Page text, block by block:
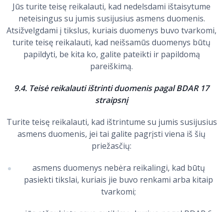
Jūs turite teisę reikalauti, kad nedelsdami ištaisytume
neteisingus su jumis susijusius asmens duomenis.
Atsižvelgdami į tikslus, kuriais duomenys buvo tvarkomi,
turite teisę reikalauti, kad neišsamūs duomenys būtų
papildyti, be kita ko, galite pateikti ir papildomą
pareiškimą.
9.4. Teisė reikalauti ištrinti duomenis pagal BDAR 17
straipsnį
Turite teisę reikalauti, kad ištrintume su jumis susijusius
asmens duomenis, jei tai galite pagrįsti viena iš šių
priežasčių:
asmens duomenys nebėra reikalingi, kad būtų
pasiekti tikslai, kuriais jie buvo renkami arba kitaip
tvarkomi;